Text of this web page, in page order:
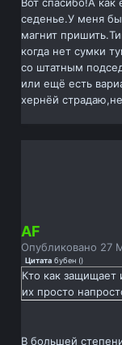
Вот спасибо!А как
седенье.У меня
магнит
когда нет сумки
со штатным
или ещё есть
хернёй
AF
Опубликовано 27
Цитата бубен ()
Кто как
их просто
В большей